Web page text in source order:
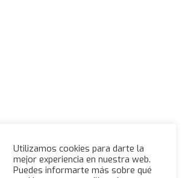
Utilizamos cookies para darte la
mejor experiencia en nuestra web.
Puedes informarte más sobre qué